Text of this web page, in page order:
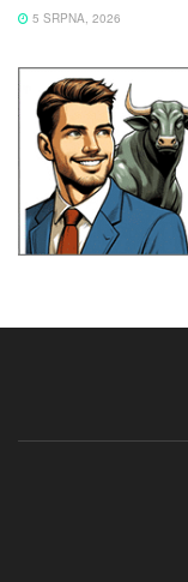
5 SRPNA, 2026